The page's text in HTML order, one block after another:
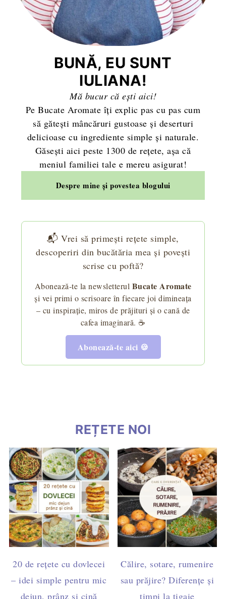
BUNĂ, EU SUNT
IULIANA!
Mă bucur că ești aici!
Pe Bucate Aromate îți explic pas cu pas cum
să gătești mâncăruri gustoase și deserturi
delicioase cu ingrediente simple și naturale.
Găsești aici peste 1300 de rețete, așa că
meniul familiei tale e mereu asigurat!
Despre mine și povestea blogului
📬 Vrei să primești rețete simple,
descoperiri din bucătăria mea și povești
scrise cu poftă?
Abonează-te la newsletterul Bucate Aromate
și vei primi o scrisoare în fiecare joi dimineața
– cu inspirație, miros de prăjituri și o cană de
cafea imaginară. ☕
Abonează-te aici 🍪
REȚETE NOI
20 de rețete cu dovlecei
– idei simple pentru mic
dejun, prânz și cină
Călire, sotare, rumenire
sau prăjire? Diferențe și
timpi la tigaie